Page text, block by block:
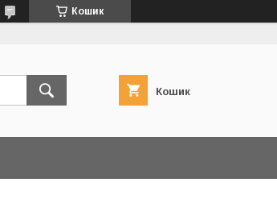
Кошик
Кошик